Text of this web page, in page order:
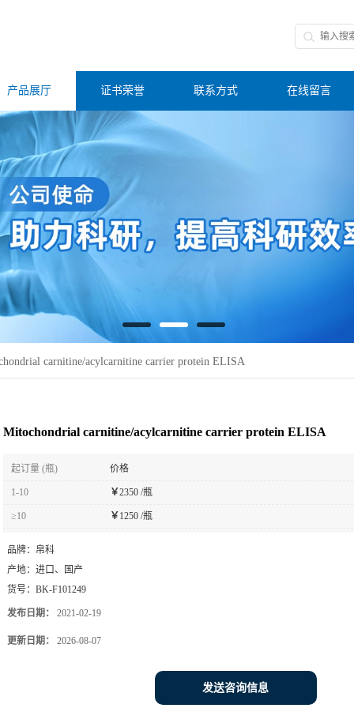
产品展厅 证书荣誉 联系方式 在线留言
carnitine/acylcarnitine carrier protein ELISA
Mitochondrial carnitine/acylcarnitine carrier protein ELISA
起订量 (瓶) 价格
1-10 ￥2350 /瓶
≥10 ￥1250 /瓶
品牌： 帛科
产地： 进口、国产
货号： BK-F101249
发布日期： 2021-02-19
更新日期： 2026-08-07
发送咨询信息